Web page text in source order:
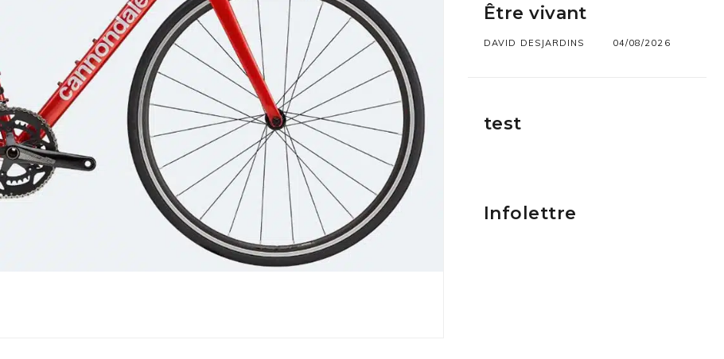
Être vivant
DAVID DESJARDINS 04/08/2026
test
Infolettre